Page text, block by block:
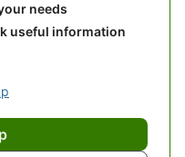
needs
useful information